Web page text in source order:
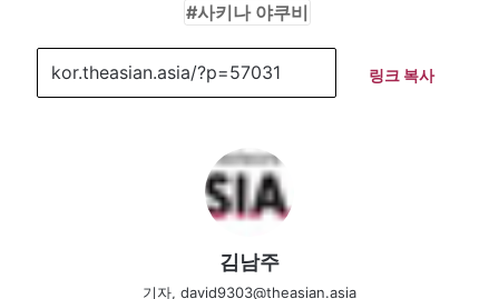
사키나 야쿠비
링크 복사
김남주
기자, david9303@theasian.asia